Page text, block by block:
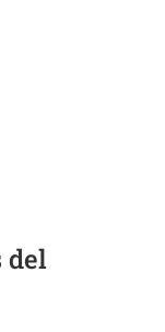
del